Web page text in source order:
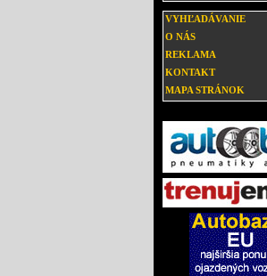
VYHĽADÁVANIE
O NÁS
REKLAMA
KONTAKT
MAPA STRÁNOK